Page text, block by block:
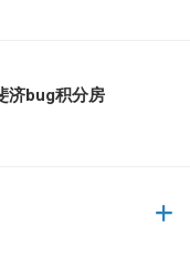
济bug积分房